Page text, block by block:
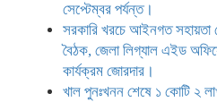
সেপ্টেম্বর পর্যন্ত।
সরকারি খরচে আইনগত সহায়তা
বৈঠক, জেলা লিগ্যাল এইড
কার্যক্রম জোরদার।
খাল পুনঃখনন শেষে ১ কোটি ২ লাখ